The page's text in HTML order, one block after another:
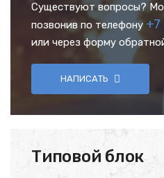
Существуют вопросы?
позвонив по телефону
или через форму
НАПИСАТЬ
Типовой блок